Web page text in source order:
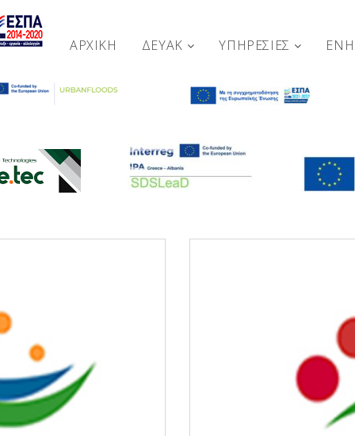
ΑΡΧΙΚΉ ΔΕΥΑΚ ΥΠΗΡΕΣΙΕΣ